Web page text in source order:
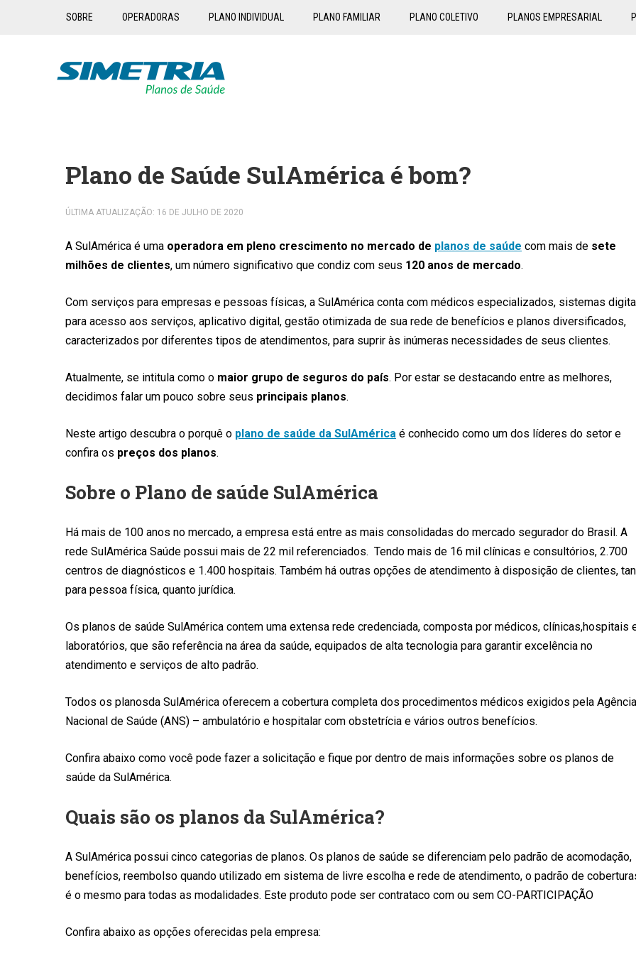
SOBRE OPERADORAS PLANO INDIVIDUAL PLANO FAMILIAR PLANO COLETIVO PLANOS EMPRESARIAL
Plano de Saúde SulAmérica é bom?
ÚLTIMA ATUALIZAÇÃO: 16 DE JULHO DE 2020
A SulAmérica é uma operadora em pleno crescimento no mercado de planos de saúde com mais de sete
milhões de clientes, um número significativo que condiz com seus 120 anos de mercado.
Com serviços para empresas e pessoas físicas, a SulAmérica conta com médicos especializados, sistemas
para acesso aos serviços, aplicativo digital, gestão otimizada de sua rede de benefícios e planos diversificados,
caracterizados por diferentes tipos de atendimentos, para suprir às inúmeras necessidades de seus clientes.
Atualmente, se intitula como o maior grupo de seguros do país. Por estar se destacando entre as melhores,
decidimos falar um pouco sobre seus principais planos.
Neste artigo descubra o porquê o plano de saúde da SulAmérica é conhecido como um dos líderes do setor e
confira os preços dos planos.
Sobre o Plano de saúde SulAmérica
Há mais de 100 anos no mercado, a empresa está entre as mais consolidadas do mercado segurador do Brasil. A
rede SulAmérica Saúde possui mais de 22 mil referenciados. Tendo mais de 16 mil clínicas e consultórios, 2.700
centros de diagnósticos e 1.400 hospitais. Também há outras opções de atendimento à disposição de clientes,
para pessoa física, quanto jurídica.
Os planos de saúde SulAmérica contem uma extensa rede credenciada, composta por médicos, clínicas,hospitais
laboratórios, que são referência na área da saúde, equipados de alta tecnologia para garantir excelência no
atendimento e serviços de alto padrão.
Todos os planosda SulAmérica oferecem a cobertura completa dos procedimentos médicos exigidos pela Agência
Nacional de Saúde (ANS) – ambulatório e hospitalar com obstetrícia e vários outros benefícios.
Confira abaixo como você pode fazer a solicitação e fique por dentro de mais informações sobre os planos de
saúde da SulAmérica.
Quais são os planos da SulAmérica?
A SulAmérica possui cinco categorias de planos. Os planos de saúde se diferenciam pelo padrão de acomodação,
benefícios, reembolso quando utilizado em sistema de livre escolha e rede de atendimento, o padrão de
é o mesmo para todas as modalidades. Este produto pode ser contrataco com ou sem CO-PARTICIPAÇÃO
Confira abaixo as opções oferecidas pela empresa: